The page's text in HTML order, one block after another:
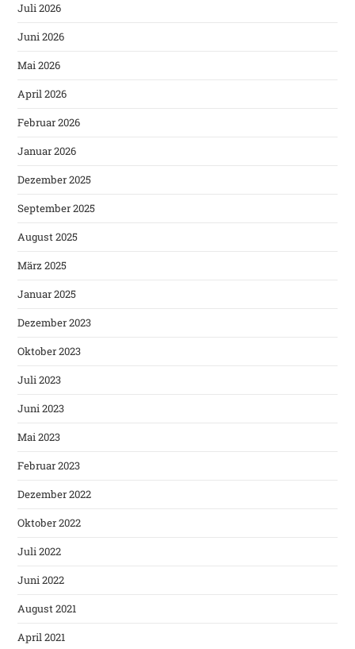
Juli 2026
Juni 2026
Mai 2026
April 2026
Februar 2026
Januar 2026
Dezember 2025
September 2025
August 2025
März 2025
Januar 2025
Dezember 2023
Oktober 2023
Juli 2023
Juni 2023
Mai 2023
Februar 2023
Dezember 2022
Oktober 2022
Juli 2022
Juni 2022
August 2021
April 2021